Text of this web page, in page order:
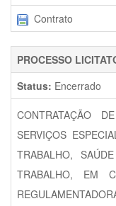
Contrato
PROCESSO
Status: Encerrado
CONTRATAÇÃO
SERVIÇOS
TRABALHO,
TRABALHO, EM